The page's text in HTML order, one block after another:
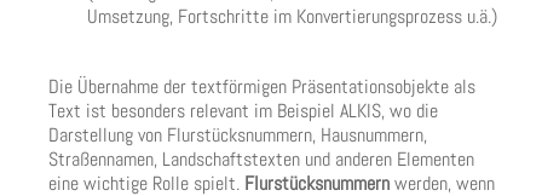
Umsetzung, Fortschritte im Konvertierungsprozess u.ä.)
Die Übernahme der textförmigen Präsentationsobjekte als
Text ist besonders relevant im Beispiel ALKIS, wo die
Darstellung von Flurstücksnummern, Hausnummern,
Straßennamen, Landschaftstexten und anderen Elementen
eine wichtige Rolle spielt. Flurstücksnummernwerden, wenn